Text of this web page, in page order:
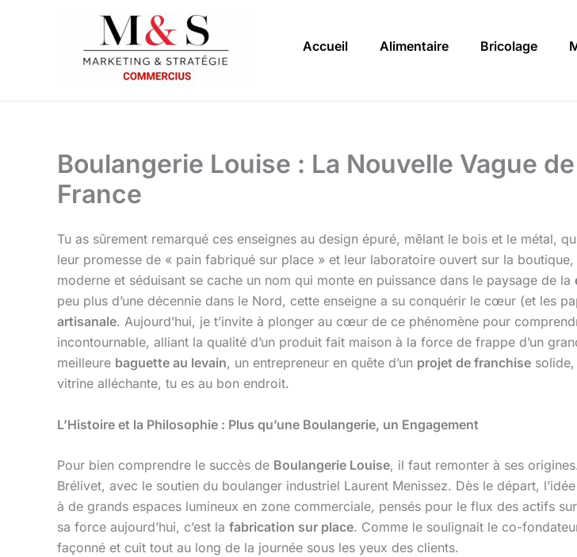
Accueil Alimentaire Bricolage
Boulangerie Louise : La Nouvelle Vague
France
Tu as sûrement remarqué ces enseignes au design épuré, mêlant le bois et le métal,
leur promesse de « pain fabriqué sur place » et leur laboratoire ouvert sur la
moderne et séduisant se cache un nom qui monte en puissance dans le paysage de la
peu plus d’une décennie dans le Nord, cette enseigne a su conquérir le cœur (et les
artisanale. Aujourd’hui, je t’invite à plonger au cœur de ce phénomène pour
incontournable, alliant la qualité d’un produit fait maison à la force de frappe d’un
meilleure baguette au levain, un entrepreneur en quête d’un projet de franchise
vitrine alléchante, tu es au bon endroit.
L’Histoire et la Philosophie : Plus qu’une Boulangerie, un Engagement
Pour bien comprendre le succès de Boulangerie Louise, il faut remonter à ses
Brélivet, avec le soutien du boulanger industriel Laurent Menissez. Dès le départ,
à de grands espaces lumineux en zone commerciale, pensés pour le flux des actifs
sa force aujourd’hui, c’est la fabrication sur place. Comme le soulignait le co-
façonné et cuit tout au long de la journée sous les yeux des clients.